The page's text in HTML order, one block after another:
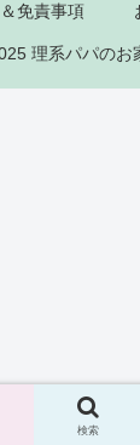
免責事項
理系パパのお
検索